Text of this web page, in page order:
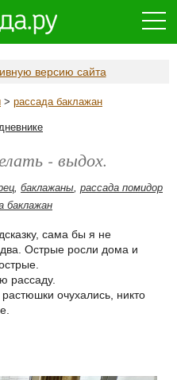
версию сайта
> рассада баклажан
- выдох.
, баклажаны, рассада помидор
баклажан
сама бы я не
Острые росли дома и
рассаду.
очухались, никто